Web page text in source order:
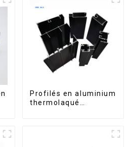
Profilés en aluminium
thermolaqué